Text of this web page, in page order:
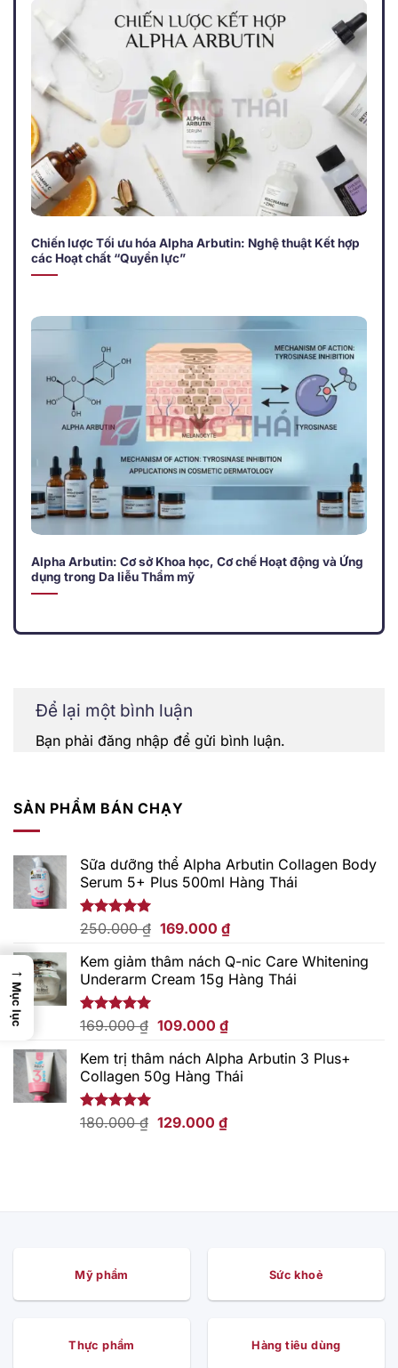
Chiến lược Tối ưu hóa Alpha Arbutin: Nghệ thuật Kết hợp
các Hoạt chất “Quyền lực”
Alpha Arbutin: Cơ sở Khoa học, Cơ chế Hoạt động và Ứng
dụng trong Da liễu Thẩm mỹ
Để lại một bình luận
Bạn phải đăng nhập để gửi bình luận.
SẢN PHẨM BÁN CHẠY
Sữa dưỡng thể Alpha Arbutin Collagen Body
Serum 5+ Plus 500ml Hàng Thái
Được xếp
5 sao
250.000₫ Giá
là:
250.000 ₫.
169.000 ₫Giá
tại
là:
Kem giảm thâm nách Q-nic Care Whitening
Underarm Cream 15g Hàng Thái
Được xếp
5 sao
169.000₫ Giá
là:
169.000 ₫.
109.000 ₫Giá
tại
là:
Kem trị thâm nách Alpha Arbutin 3 Plus+
Collagen 50g Hàng Thái
Được xếp
180.000₫ Giá
129.000 ₫Giá
Mỹ phẩm Sức khoẻ
Thực phẩm Hàng tiêu dùng
→
Mục lục